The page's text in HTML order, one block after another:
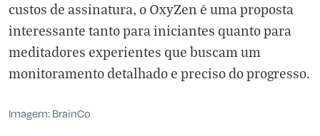
custos de assinatura, o OxyZen é uma proposta
interessante tanto para iniciantes quanto para
meditadores experientes que buscam um
monitoramento detalhado e preciso do progresso.
Imagem: BrainCo